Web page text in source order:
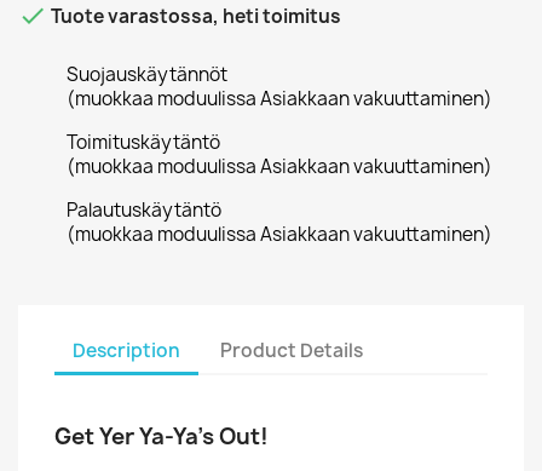
 Tuote varastossa, heti toimitus
Suojauskäytännöt
(muokkaa moduulissa Asiakkaan vakuuttaminen)
Toimituskäytäntö
(muokkaa moduulissa Asiakkaan vakuuttaminen)
Palautuskäytäntö
(muokkaa moduulissa Asiakkaan vakuuttaminen)
Description Product Details
Get Yer Ya-Ya's Out!